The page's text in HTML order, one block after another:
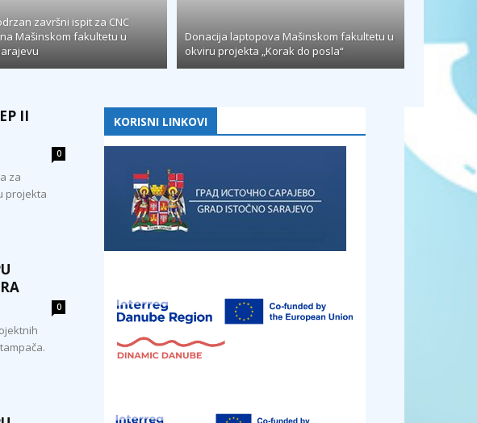
završni ispit za CNC
Mašinskom fakultetu u
Donacija laptopova Mašinskom fakultetu u
okviru projekta „Korak do posla“
II
0
za
projekta
0
KORISNI LINKOVI